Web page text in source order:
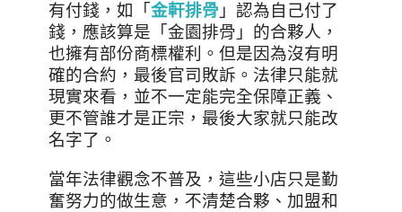
有付錢，如「 金軒排骨 」認為自己付了
錢，應該算是「金園排骨」的合夥人，
也擁有部份商標權利。但是因為沒有明
確的合約，最後官司敗訴。法律只能就
現實來看，並不一定能完全保障正義、
更不管誰才是正宗，最後大家就只能改
名字了。
當年法律觀念不普及，這些小店只是勤
奮努力的做生意，不清楚合夥、加盟和